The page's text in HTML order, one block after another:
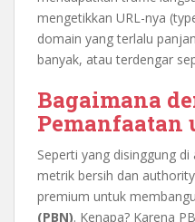
mengetikkan URL-nya
domain yang terlalu
banyak, atau terdengar
Bagaimana
Pemanfaatan
Seperti yang disinggung
metrik bersih dan
premium untuk
(PBN). Kenapa? Karena